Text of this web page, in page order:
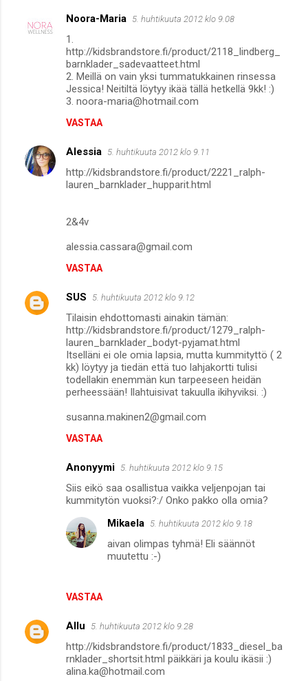
K
i
Noora-Maria 5. huhtikuuta 2012 klo 9.08
1.
http://kidsbrandstore.fi/product/2118_lindberg_
barnklader_sadevaatteet.html
2. Meillä on vain yksi tummatukkainen rinsessa
Jessica! Neitiltä löytyy ikää tällä hetkellä 9kk! :)
3. noora-maria@hotmail.com
VASTAA
Alessia 5. huhtikuuta 2012 klo 9.11
http://kidsbrandstore.fi/product/2221_ralph-
lauren_barnklader_hupparit.html
2&4v
alessia.cassara@gmail.com
VASTAA
SUS 5. huhtikuuta 2012 klo 9.12
Tilaisin ehdottomasti ainakin tämän:
http://kidsbrandstore.fi/product/1279_ralph-
lauren_barnklader_bodyt-pyjamat.html
Itselläni ei ole omia lapsia, mutta kummityttö ( 2
kk) löytyy ja tiedän että tuo lahjakortti tulisi
todellakin enemmän kun tarpeeseen heidän
perheessään! Ilahtuisivat takuulla ikihyviksi. :)
susanna.makinen2@gmail.com
VASTAA
Anonyymi 5. huhtikuuta 2012 klo 9.15
Siis eikö saa osallistua vaikka veljenpojan tai
kummitytön vuoksi?:/ Onko pakko olla omia?
VASTAA
Mikaela 5. huhtikuuta 2012 klo 9.18
aivan olimpas tyhmä! Eli säännöt
muutettu :-)
Allu 5. huhtikuuta 2012 klo 9.28
http://kidsbrandstore.fi/product/1833_diesel_ba
rnklader_shortsit.html päikkäri ja koulu ikäsii :)
alina.ka@hotmail.com